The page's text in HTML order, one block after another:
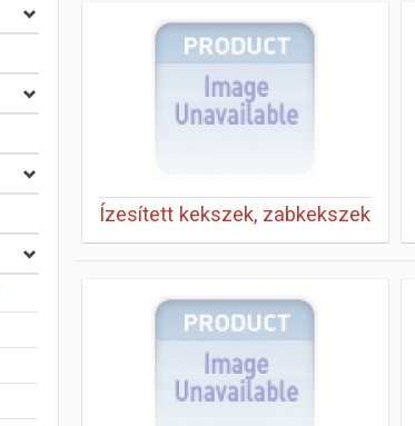
Ízesített kekszek, zabkekszek